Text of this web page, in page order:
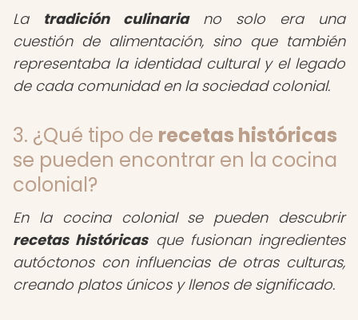
La tradición culinariano solo era una
cuestión de alimentación, sino que también
representaba la identidad cultural y el legado
de cada comunidad en la sociedad colonial.
3. ¿Qué tipo de recetas históricas
se pueden encontrar en la cocina
colonial?
En la cocina colonial se pueden descubrir
recetas históricasque fusionan ingredientes
autóctonos con influencias de otras culturas,
creando platos únicos y llenos de significado.